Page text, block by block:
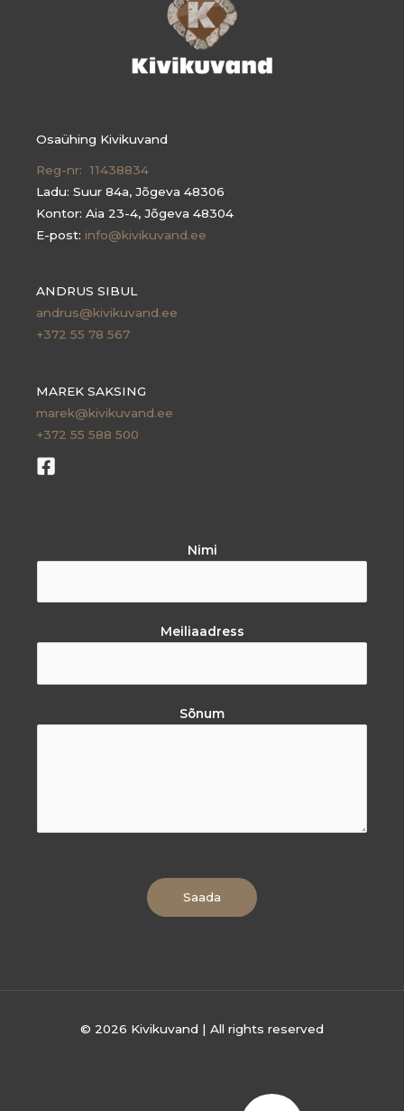
Osaühing Kivikuvand
Reg-nr: 11438834
Ladu: Suur 84a, Jõgeva 48306
Kontor: Aia 23-4, Jõgeva 48304
E-post: info@kivikuvand.ee
ANDRUS SIBUL
andrus@kivikuvand.ee
+372 55 78 567
MAREK SAKSING
marek@kivikuvand.ee
+372 55 588 500
Nimi
Meiliaadress
Sõnum
Saada
© 2026 Kivikuvand | All rights reserved